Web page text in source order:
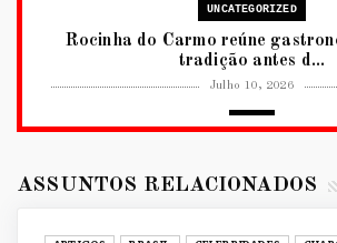
UNCATEGORIZED
Rocinha do Carmo reúne
tradição antes d...
Julho 10, 2026
BRASÍLIA COM CULTURA,
UNCATEGORIZED
ASSUNTOS RELACIONADOS